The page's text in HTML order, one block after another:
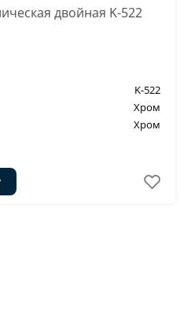
двойная K-522
K-522
Хром
Хром